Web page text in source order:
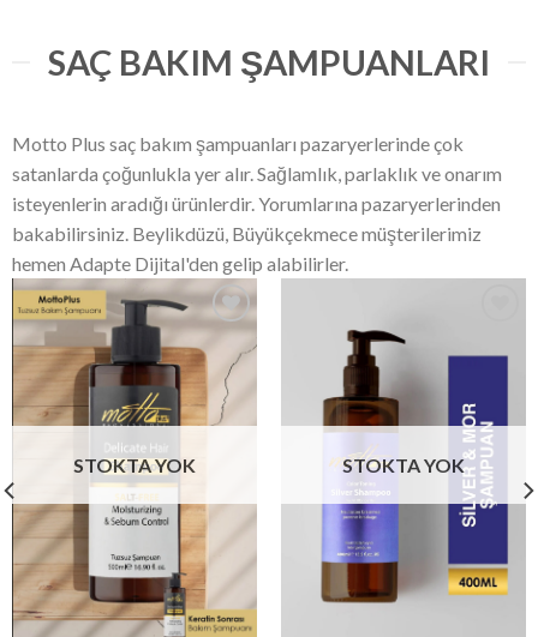
SAÇ BAKIM ŞAMPUANLARI
Motto Plus saç bakım şampuanları pazaryerlerinde çok
satanlarda çoğunlukla yer alır. Sağlamlık, parlaklık ve onarım
isteyenlerin aradığı ürünlerdir. Yorumlarına pazaryerlerinden
bakabilirsiniz. Beylikdüzü, Büyükçekmece müşterilerimiz
hemen Adapte Dijital'den gelip alabilirler.
wishlist
STOKTA YOK
to
STOKTA YOK